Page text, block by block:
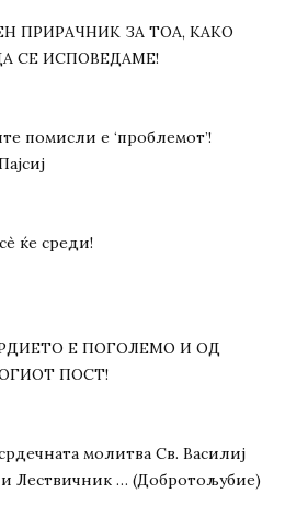
ПРИРАЧНИК ЗА ТОА, КАКО
СЕ ИСПОВЕДАМЕ!
помисли е ‘проблемот’!
ќе среди!
Е ПОГОЛЕМО И ОД
ПОСТ!
молитва Св. Василиј
Лествичник … (Добротољубие)